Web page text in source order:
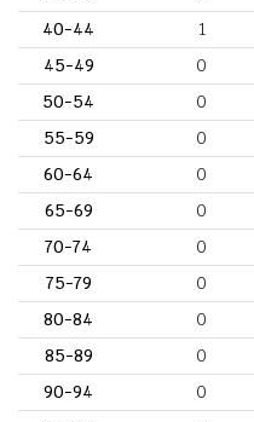
40-44
1
45-49
0
50-54
0
55-59
0
60-64
0
65-69
0
70-74
0
75-79
0
80-84
0
85-89
0
90-94
0